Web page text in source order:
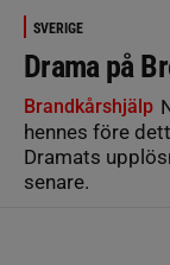
SVERIGE
Drama på
Brandkårshjälp
hennes före
Dramats
senare.